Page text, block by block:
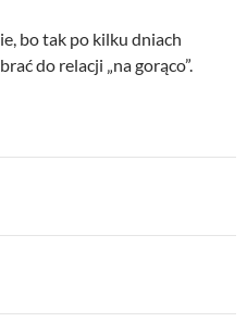
bo tak po kilku dniach
do relacji „na gorąco”.